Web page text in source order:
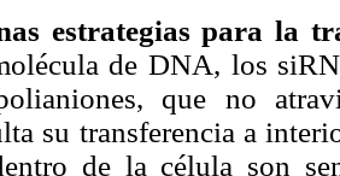
estrategias para la
de DNA, los
que no
su transferencia a
de la célula son